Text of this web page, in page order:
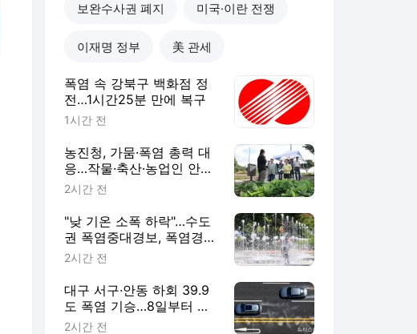
보완수사권 폐지 미국·이란 전쟁
이재명 정부 美 관세
폭염 속 강북구 백화점 정
전…1시간25분 만에 복구
1시간 전
농진청, 가뭄·폭염 총력 대
응…작물·축산·농업인 안전
점검
2시간 전
"낮 기온 소폭 하락"…수도
권 폭염중대경보, 폭염경보
로 하향
2시간 전
대구 서구·안동 하회 39.9
도 폭염 기승…8일부터 강
풍(종합)
2시간 전